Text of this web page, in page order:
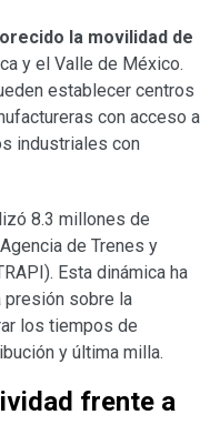
la movilidad de
y el Valle de México.
establecer centros
con acceso a
industriales con
8.3 millones de
de Trenes y
Esta dinámica ha
presión sobre la
los tiempos de
y última milla.
frente a